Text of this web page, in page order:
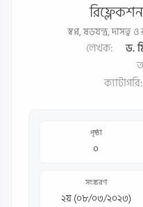
স্বপ্ন, ষড়যন্ত্র,
লেখক:
ড.
ক্যাটাগরি:
পৃষ্ঠা
০
সংস্করণ
২য় (০৮/০৩/২০২৩)